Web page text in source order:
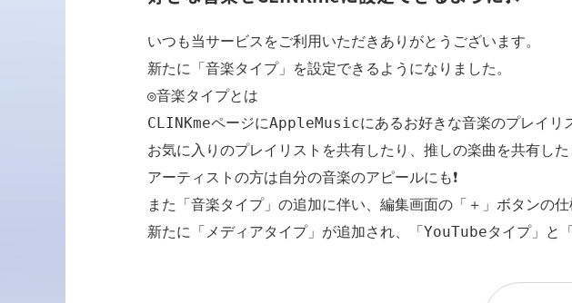
いつも当サービスをご利用いただきありがとうございます。
新たに「音楽タイプ」を設定できるようになりました。
◎音楽タイプとは
CLINKmeページにAppleMusicにあるお好きな音楽のプレイリ
お気に入りのプレイリストを共有したり、推しの楽曲を共有した
アーティストの方は自分の音楽のアピールにも❗️
また「音楽タイプ」の追加に伴い、編集画面の「＋」ボタンの仕
新たに「メディアタイプ」が追加され、「YouTubeタイプ」と